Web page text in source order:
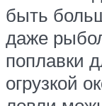
быть
даже
поплавки
огрузкой